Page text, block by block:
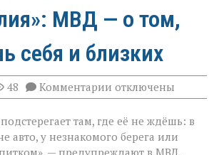
МВД — о том,
себя и близких
48 Комментарии к
записи
не
прощает
легкомыслия»:
отключены
там, где её не ждёшь: в
авто, у незнакомого берега или